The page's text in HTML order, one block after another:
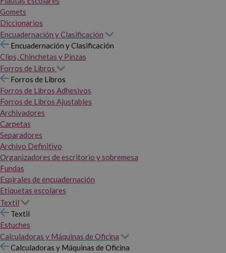
Gomets
Diccionarios
Encuadernación y Clasificación
Encuadernación y Clasificación
Clips, Chinchetas y Pinzas
Forros de Libros
Forros de Libros
Forros de Libros Adhesivos
Forros de Libros Ajustables
Archivadores
Carpetas
Separadores
Archivo Definitivo
Organizadores de escritorio y sobremesa
Fundas
Espirales de encuadernación
Etiquetas escolares
Textil
Textil
Estuches
Calculadoras y Máquinas de Oficina
Calculadoras y Máquinas de Oficina